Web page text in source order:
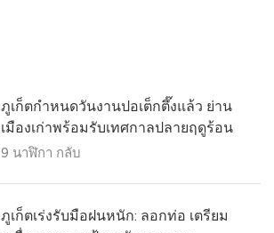
ภูเก็ตกำหนดวันงานปอเต็กตึ๊งแล้ว ย่าน
เมืองเก่าพร้อมรับเทศกาลปลายฤดูร้อน
9 นาฬิกา กลับ
ภูเก็ตเร่งรับมือฝนหนัก: ลอกท่อ เตรียม